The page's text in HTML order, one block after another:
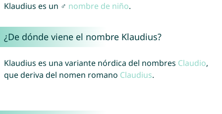
Klaudius es un ♂ nombre de niño.
¿De dónde viene el nombre Klaudius?
Klaudius es una variante nórdica del nombres Claudio,
que deriva del nomen romano Claudius.